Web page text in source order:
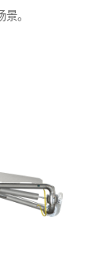
。